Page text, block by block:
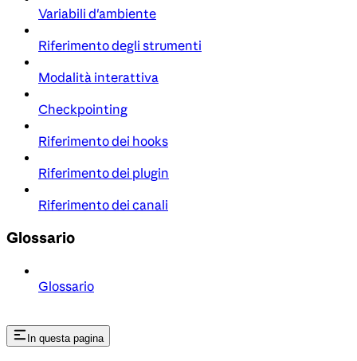
Variabili d'ambiente
Riferimento degli strumenti
Modalità interattiva
Checkpointing
Riferimento dei hooks
Riferimento dei plugin
Riferimento dei canali
Glossario
Glossario
In questa pagina